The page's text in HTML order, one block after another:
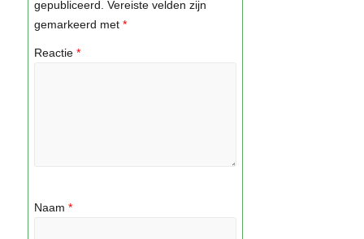
gepubliceerd. Vereiste velden zijn
gemarkeerd met *
Reactie *
Naam *